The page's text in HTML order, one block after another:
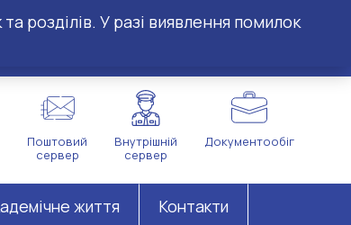
розділів. У разі виявлення помилок
Поштовий
сервер
Внутрішній
сервер
Документообіг
життя Контакти